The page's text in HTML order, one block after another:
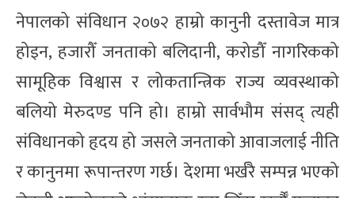
नेपालको संविधान २०७२ हाम्रो कानुनी दस्तावेज मात्र
होइन, हजारौँ जनताको बलिदानी, करोडौँ नागरिकको
सामूहिक विश्वास र लोकतान्त्रिक राज्य व्यवस्थाको
बलियो मेरुदण्ड पनि हो। हाम्रो सार्वभौम संसद् त्यही
संविधानको हृदय हो जसले जनताको आवाजलाई नीति
र कानुनमा रूपान्तरण गर्छ। देशमा भर्खरै सम्पन्न भएको